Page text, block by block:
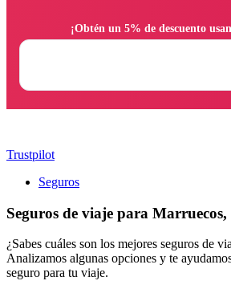
Trustpilot
Seguros
Seguros de viaje para Marruecos,
¿Sabes cuáles son los mejores seguros de
Analizamos algunas opciones y te
seguro para tu viaje.